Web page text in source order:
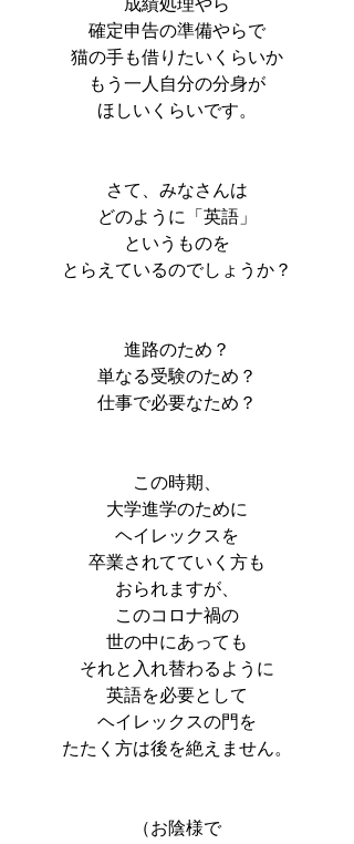
成績処理やら
確定申告の準備やらで
猫の手も借りたいくらいか
もう一人自分の分身が
ほしいくらいです。
さて、みなさんは
どのように「英語」
というものを
とらえているのでしょうか？
進路のため？
単なる受験のため？
仕事で必要なため？
この時期、
大学進学のために
ヘイレックスを
卒業されてていく方も
おられますが、
このコロナ禍の
世の中にあっても
それと入れ替わるように
英語を必要として
ヘイレックスの門を
たたく方は後を絶えません。
（お陰様で